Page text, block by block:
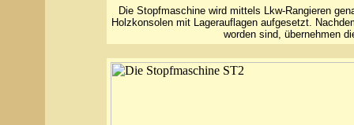
Die Stopfmaschine wird mittels Lkw-Rangieren
Holzkonsolen mit Lagerauflagen aufgesetzt.
worden sind, übernehmen